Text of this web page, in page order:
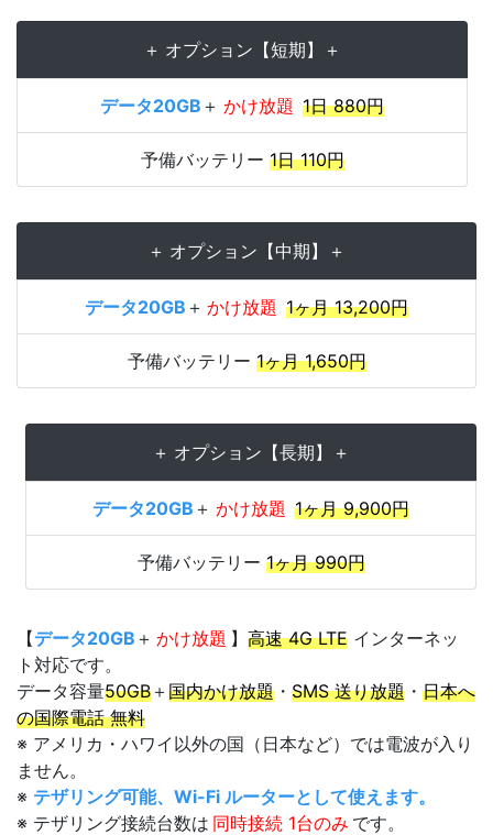
＋ オプション【短期】＋
データ20GB ＋ かけ放題 1日 880円
予備バッテリー 1日 110円
＋ オプション【中期】＋
データ20GB ＋ かけ放題 1ヶ月 13,200円
予備バッテリー 1ヶ月 1,650円
＋ オプション【長期】＋
データ20GB ＋ かけ放題 1ヶ月 9,900円
予備バッテリー 1ヶ月 990円
【データ20GB ＋ かけ放題 】高速 4G LTE インターネッ
ト対応です。
データ容量50GB ＋国内かけ放題 ・ SMS 送り放題 ・ 日本へ
の国際電話 無料
※ アメリカ・ハワイ以外の国（日本など）では電波が入り
ません。
※ テザリング可能、Wi-Fi ルーターとして使えます。
※ テザリング接続台数は 同時接続 1台のみ です。